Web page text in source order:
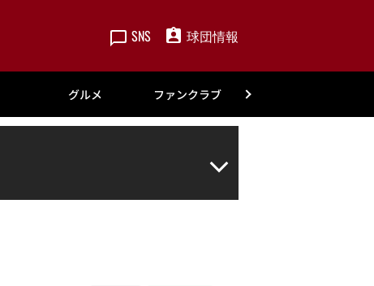
SNS 球団情報
グルメ ファンクラブ